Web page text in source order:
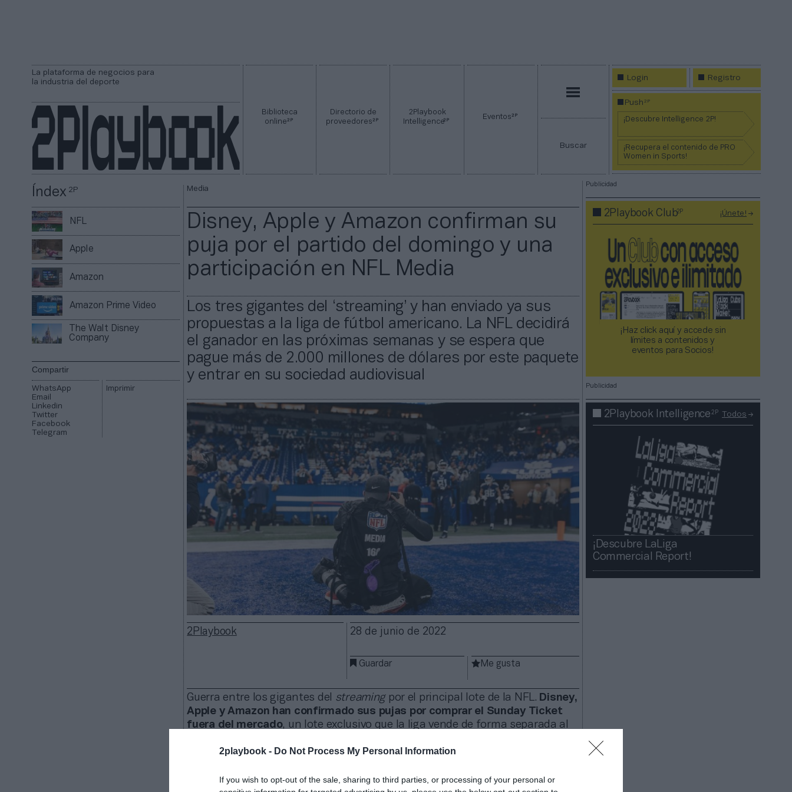
2playbook - Do Not Process My Personal Information
If you wish to opt-out of the sale, sharing to third parties, or processing of your personal or
La plataforma de negocios para
la industria del deporte
Biblioteca
online2P
Directorio de
proveedores2P
2Playbook
Intelligence2P Eventos2P
Buscar
Login Registro
Push2P
¡Descubre Intelligence 2P!
¡Recupera el contenido de PRO
Women in Sports!
Índex2P
NFL
Apple
Amazon
Amazon Prime Video
The Walt Disney
Company
Compartir
WhatsApp
Email
Linkedin
Twitter
Facebook
Telegram
Imprimir
Media
Disney, Apple y Amazon confirman su
puja por el partido del domingo y una
participación en NFL Media
Los tres gigantes del ‘streaming’ y han enviado ya sus
propuestas a la liga de fútbol americano. La NFL decidirá
el ganador en las próximas semanas y se espera que
pague más de 2.000 millones de dólares por este paquete
y entrar en su sociedad audiovisual
2Playbook 28 de junio de 2022
Guardar Me gusta
Guerra entre los gigantes del streamingpor el principal lote de la NFL. Disney,
Apple y Amazon han confirmado sus pujas por comprar el Sunday Ticket
fuera del mercado, un lote exclusivo que la liga vende de forma separada al
próximas semanas a quién adjudica los derechos.
euros). El paquete incluye tanto el Sunday Ticket, como una participación en
Publicidad
2Playbook Club2P ¡Únete!
¡Haz click aquí y accede sin
límites a contenidos y
eventos para Socios!​​​​​​​
Publicidad
2Playbook Intelligence2P Todos
¡Descubre LaLiga
Commercial Report!​​